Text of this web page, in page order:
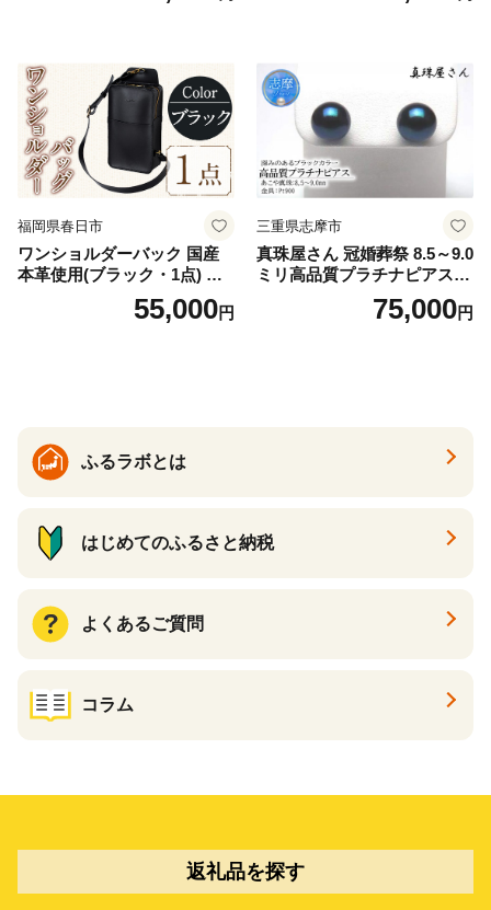
福岡県春日市
ワンショルダーバック 国産
本革使用(ブラック・1点) 鞄
バック バッグ カバン レザー
国産 日本製 牛革 黒 革 革製
55,000円
三重県志摩市
真珠屋さん 冠婚葬祭 8.5～9.0
ミリ高品質プラチナピアス P
t900 志摩産アコヤ真珠 ブラ
ックパール 黒真珠75,000円
ふるラボとは
はじめてのふるさと納税
よくあるご質問
コラム
返礼品を探す